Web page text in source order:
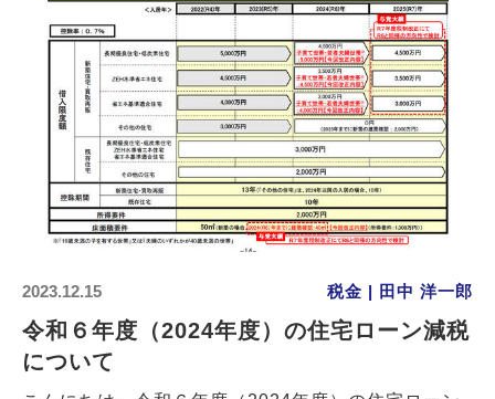
2023.12.15 税金 | 田中 洋一郎
令和６年度（2024年度）の住宅ローン減税
について